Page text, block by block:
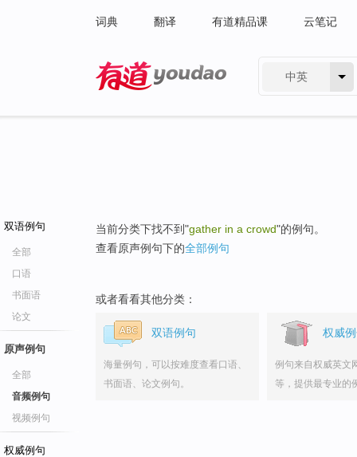
词典 翻译 有道精品课 云笔记
中英
双语例句
全部
口语
书面语
论文
原声例句
全部
音频例句
视频例句
权威例句
当前分类下找不到"gather in a crowd"的例句。
查看原声例句下的全部例句
或者看看其他分类：
双语例句
海量例句，可以按难度查看口语、
书面语、论文例句。
权威
例句来自权威英文
等，提供最专业的